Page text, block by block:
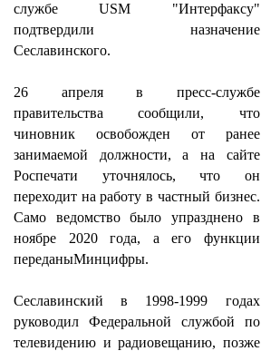
службе USM "Интерфаксу"
подтвердили назначение
Сеславинского.
26 апреля в пресс-службе
правительства сообщили, что
чиновник освобожден от ранее
занимаемой должности, а на сайте
Роспечати уточнялось, что он
переходит на работу в частный бизнес.
Само ведомство было упразднено в
ноябре 2020 года, а его функции
переданыМинцифры.
Сеславинский в 1998-1999 годах
руководил Федеральной службой по
телевидению и радиовещанию, позже